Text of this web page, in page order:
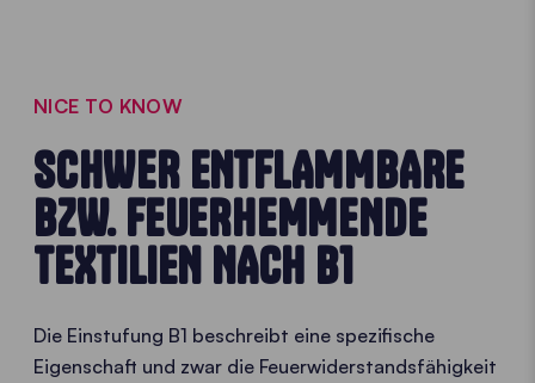
NICE TO KNOW
SCHWER ENTFLAMMBARE
BZW. FEUERHEMMENDE
TEXTILIEN NACH B1
Die Einstufung B1 beschreibt eine spezifische
Eigenschaft und zwar die Feuerwiderstandsfähigkeit